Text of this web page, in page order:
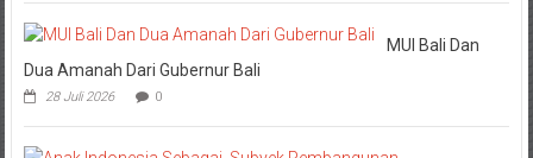
MUI Bali Dan
Dua Amanah Dari Gubernur Bali
28 Juli 2026 0